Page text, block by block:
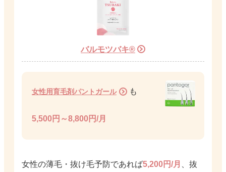
バルモツバキ®
女性用育毛剤パントガール も
5,500円～8,800円/月
女性の薄毛・抜け毛予防であれば5,200円/月
、抜